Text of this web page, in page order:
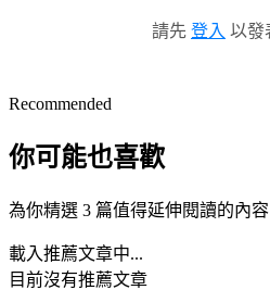
請先 登入 以發
Recommended
你可能也喜歡
為你精選 3 篇值得延伸閱讀的內容
載入推薦文章中...
目前沒有推薦文章